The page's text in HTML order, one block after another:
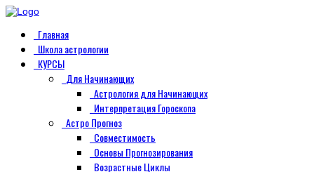
Главная
Школа астрологии
КУРСЫ
Для Начинающих
Астрология для Начинающих
Интерпретация Гороскопа
Астро Прогноз
Совместимость
Основы Прогнозирования
Возрастные Циклы